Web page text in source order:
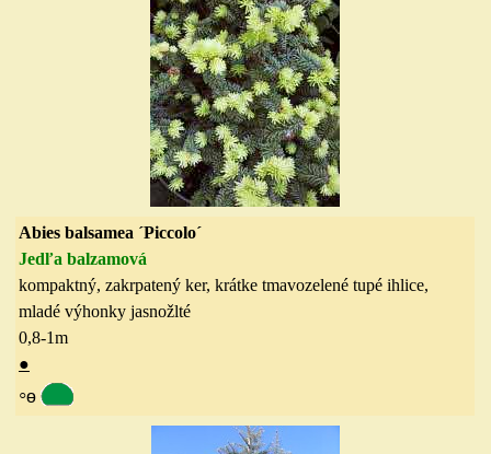
Abies balsamea ´Piccolo´
Jedľa balzamová
kompaktný, zakrpatený ker, krátke tmavozelené tupé ihlice,
mladé výhonky jasnožlté
0,8-1m
●
◦ө